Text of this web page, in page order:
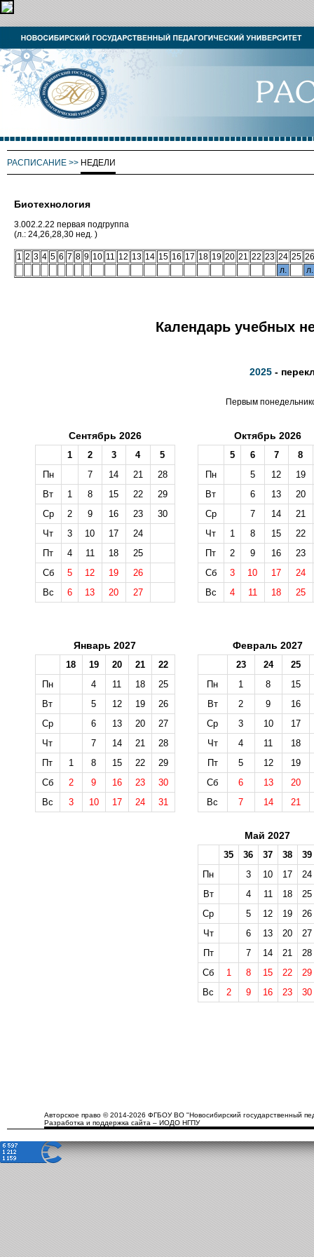
РАСПИСАНИЕ >> НЕДЕЛИ
Биотехнология
3.002.2.22 первая подгруппа
(л.: 24,26,28,30 нед. )
1 2 3 4 5 6 7 8 9 10 11 12 13 14 15 16 17 18 19 20 21 22 23 24 25 26
л.
л.
Календарь учебных
2025 -
Первым
Сентябрь 2026
1 2 3 4
5
Пн
7 14 21
28
Вт
1 8 15 22
29
Ср
2 9 16 23
30
Чт
3 10 17
24
Пт
4 11 18
25
Сб
5 12 19
26
Вс
6 13 20 27
Октябрь 2026
5 6 7
8
Пн
5 12
19
Вт
6 13
20
Ср
7 14
21
Чт
1 8 15
22
Пт
2 9 16
23
Сб
3 10 17
24
Вс
4 11 18 25
Январь 2027
18 19 20 21
22
Пн
4 11 18
25
Вт
5 12 19
26
Ср
6 13 20
27
Чт
7 14 21
28
Пт
1 8 15 22
29
Сб
2 9 16 23
30
Вс
3 10 17 24 31
Февраль 2027
23 24
25
Пн
1 8
15
Вт
2 9
16
Ср
3 10
17
Чт
4 11
18
Пт
5 12
19
Сб
6 13
20
Вс
7 14 21
Май 2027
35 36 37 38
39
Пн
3 10 17
24
Вт
4 11 18
25
Ср
5 12 19
26
Чт
6 13 20
27
Пт
7 14 21
28
Сб
1 8 15 22
29
Вс
2 9 16 23 30
Авторское право © 2014-2026 ФГБОУ ВО "Новосибирский государственный
Разработка и поддержка сайта – ИОДО НГПУ